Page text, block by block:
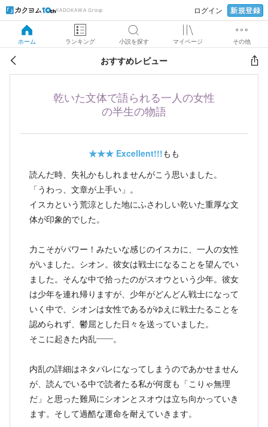
KADOKAWA Group ログイン 新規登録
ホーム ランキング 小説を探す マイページ その他
おすすめレビュー
乾いた文体で語られる一人の女性
の半生の物語
★★★ Excellent!!!もも
読んだ時、失礼かもしれませんがこう思いました。
「うわっ、文章が上手い」。
イスカという荒涼とした地にふさわしい乾いた重厚な文
体が印象的でした。
力こそがパワー！みたいな感じのイスカに、一人の女性
がいました。シオン。彼女は戦士になることを望んでい
ました。そんな中で拾ったのがスオウという少年。彼女
は少年を連れ帰りますが、少年がどんどん戦士になって
いく中で、シオンは女性であるがゆえに戦士たることを
認められず、鬱屈とした日々を送っていました。
そこに起きた内乱——。
内乱の詳細はネタバレになってしまうのであかせません
が、読んでいる中で読者たる私が何度も「こりゃ無理
だ」と思った難局にシオンとスオウは立ち向かっていき
ます。そして過酷な運命を耐えていきます。